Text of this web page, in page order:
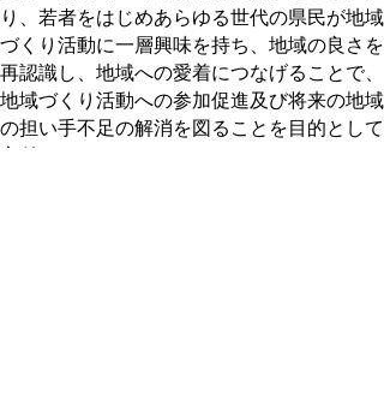
り、若者をはじめあらゆる世代の県民が地域
づくり活動に一層興味を持ち、地域の良さを
再認識し、地域への愛着につなげることで、
地域づくり活動への参加促進及び将来の地域
の担い手不足の解消を図ることを目的として